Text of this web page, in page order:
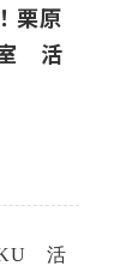
栗原
室 活